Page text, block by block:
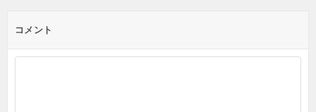
コメント